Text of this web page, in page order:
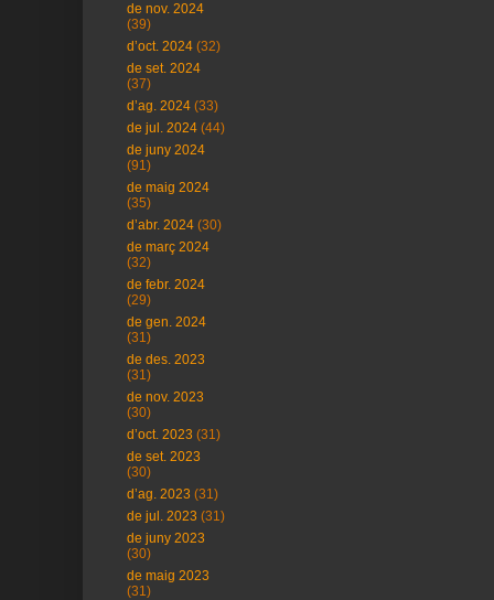
de nov. 2024
(39)
d’oct. 2024 (32)
de set. 2024
(37)
d’ag. 2024 (33)
de jul. 2024 (44)
de juny 2024
(91)
de maig 2024
(35)
d’abr. 2024 (30)
de març 2024
(32)
de febr. 2024
(29)
de gen. 2024
(31)
de des. 2023
(31)
de nov. 2023
(30)
d’oct. 2023 (31)
de set. 2023
(30)
d’ag. 2023 (31)
de jul. 2023 (31)
de juny 2023
(30)
de maig 2023
(31)